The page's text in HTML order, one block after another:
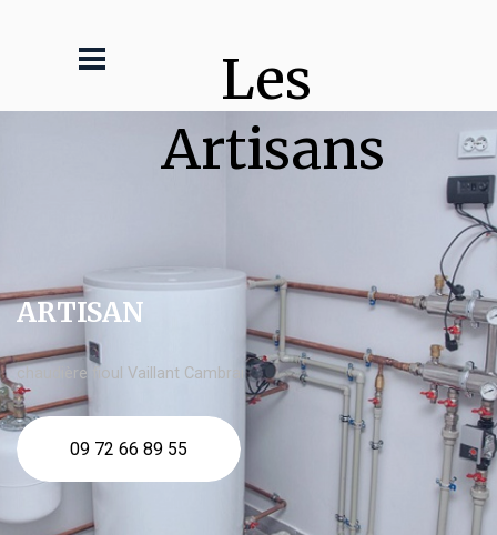
Les
Artisans
ARTISAN
chaudière fioul Vaillant Cambrai
09 72 66 89 55